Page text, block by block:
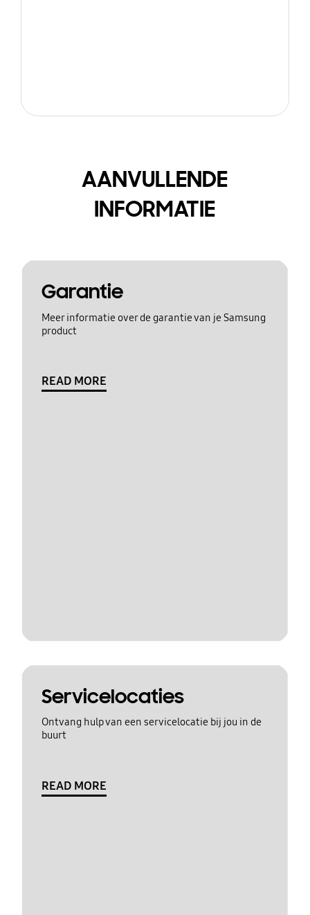
AANVULLENDE
INFORMATIE
Garantie
Meer informatie over de garantie van je Samsung
product
READ MORE
Servicelocaties
Ontvang hulp van een servicelocatie bij jou in de
buurt
READ MORE